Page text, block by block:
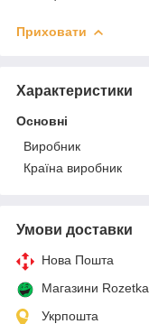
Приховати
Характеристики
Основні
Виробник
Країна виробник
Умови доставки
Нова Пошта
Магазини Rozetka
Укрпошта